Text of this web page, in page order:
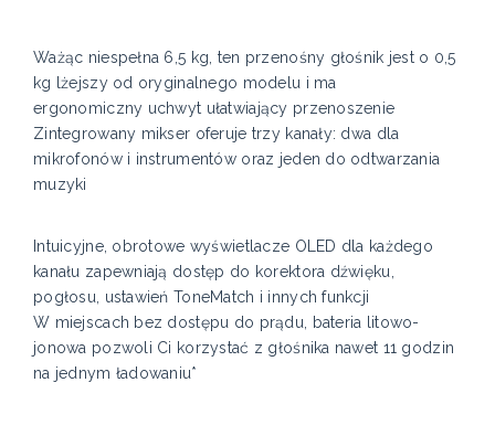
Ważąc niespełna 6,5 kg, ten przenośny głośnik jest o 0,5
kg lżejszy od oryginalnego modelu i ma
ergonomiczny uchwyt ułatwiający przenoszenie
Zintegrowany mikser oferuje trzy kanały: dwa dla
mikrofonów i instrumentów oraz jeden do odtwarzania
muzyki
Intuicyjne, obrotowe wyświetlacze OLED dla każdego
kanału zapewniają dostęp do korektora dźwięku,
pogłosu, ustawień ToneMatch i innych funkcji
W miejscach bez dostępu do prądu, bateria litowo-
jonowa pozwoli Ci korzystać z głośnika nawet 11 godzin
na jednym ładowaniu*